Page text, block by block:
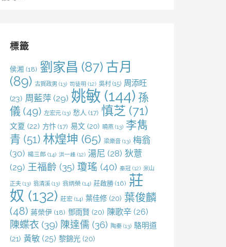
標籤
侯湘 (18) 劉家昌 (87) 古月
(89) 古賀政男 (13) 司徒明 (12) 吳村(15) 周添旺
(23) 周藍萍(29) 姚敏 (144) 孫
儀(49) 左宏元(13) 愁人 (17) 慎芝 (71)
文夏 (22) 方忭(17) 易文(20) 曉燕(13) 李雋
青 (51) 林煌坤 (65) 梁樂音(13) 梅翁
(30) 楊三郎 (14) 洪一峰 (12) 湯尼 (28) 狄薏
(29) 王福齡 (35) 瓊瑤 (40) 秦冠 (12) 米山
正夫(13) 翁清溪(13) 翁炳榮 (14) 莊啟勝(16) 莊
奴 (132) 莊宏(14) 葉佳修(20) 葉俊麟
(48) 蔣榮伊 (18) 鄧雨賢(20) 陳歌辛(26)
陳蝶衣(39) 陳達儒 (36) 陶秦(13) 駱明道
(21) 黃敏(25) 黎錦光(20)